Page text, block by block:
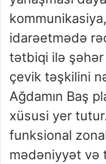
idarəetmədə
tətbiqi ilə şəhər
çevik təşkilini
Ağdamın Baş
xüsusi yer
funksional
mədəniyyət və